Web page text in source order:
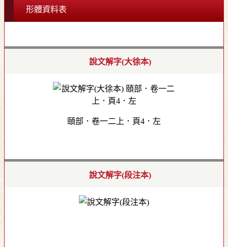
形體資料表
說文解字(大徐本)
頤部．卷一二上．頁4．左
說文解字(段注本)